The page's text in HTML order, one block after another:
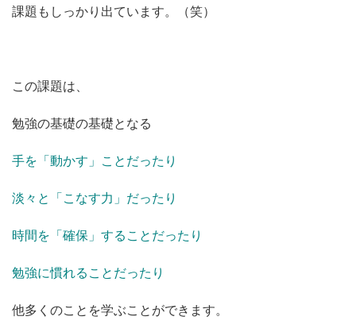
課題もしっかり出ています。（笑）
この課題は、
勉強の基礎の基礎となる
手を「動かす」ことだったり
淡々と「こなす力」だったり
時間を「確保」することだったり
勉強に慣れることだったり
他多くのことを学ぶことができます。